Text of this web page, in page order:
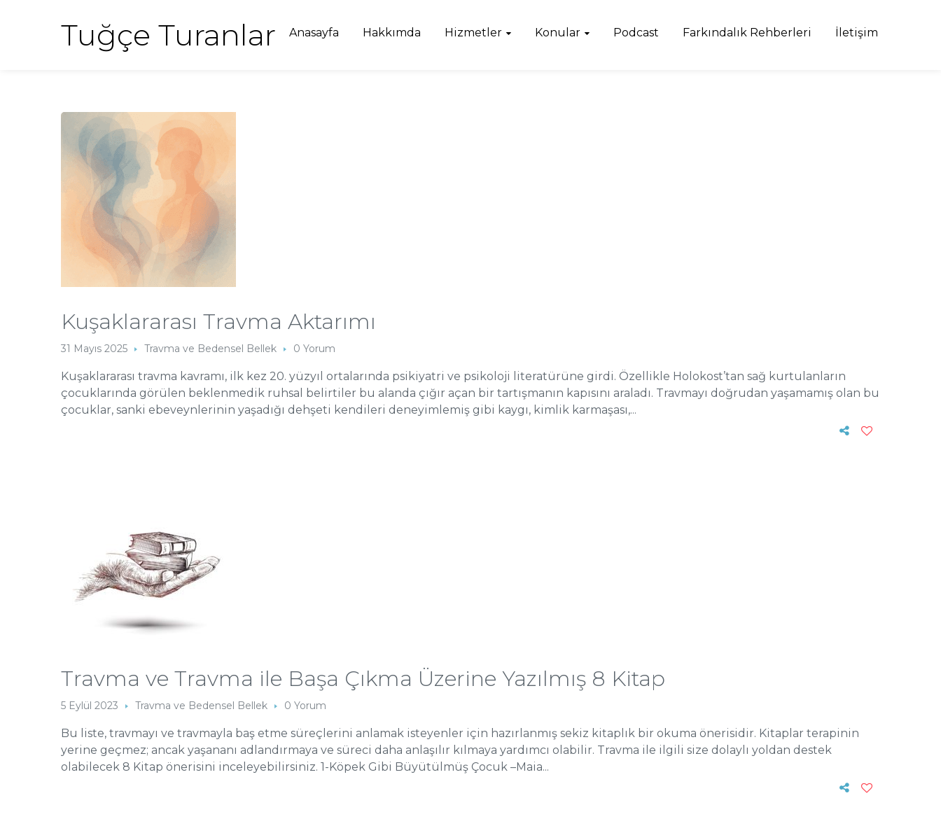
Tuğçe Turanlar Anasayfa Hakkımda Hizmetler Konular Podcast Farkındalık Rehberleri İletişim
Kuşaklararası Travma Aktarımı
31 Mayıs 2025 Travma ve Bedensel Bellek 0 Yorum
Kuşaklararası travma kavramı, ilk kez 20. yüzyıl ortalarında psikiyatri ve psikoloji literatürüne girdi. Özellikle Holokost’tan sağ kurtulanların
çocuklarında görülen beklenmedik ruhsal belirtiler bu alanda çığır açan bir tartışmanın kapısını araladı. Travmayı doğrudan yaşamamış olan bu
çocuklar, sanki ebeveynlerinin yaşadığı dehşeti kendileri deneyimlemiş gibi kaygı, kimlik karmaşası,...
Travma ve Travma ile Başa Çıkma Üzerine Yazılmış 8 Kitap
5 Eylül 2023 Travma ve Bedensel Bellek 0 Yorum
Bu liste, travmayı ve travmayla baş etme süreçlerini anlamak isteyenler için hazırlanmış sekiz kitaplık bir okuma önerisidir. Kitaplar terapinin
yerine geçmez; ancak yaşananı adlandırmaya ve süreci daha anlaşılır kılmaya yardımcı olabilir. Travma ile ilgili size dolaylı yoldan destek
olabilecek 8 Kitap önerisini inceleyebilirsiniz. 1-Köpek Gibi Büyütülmüş Çocuk –Maia...